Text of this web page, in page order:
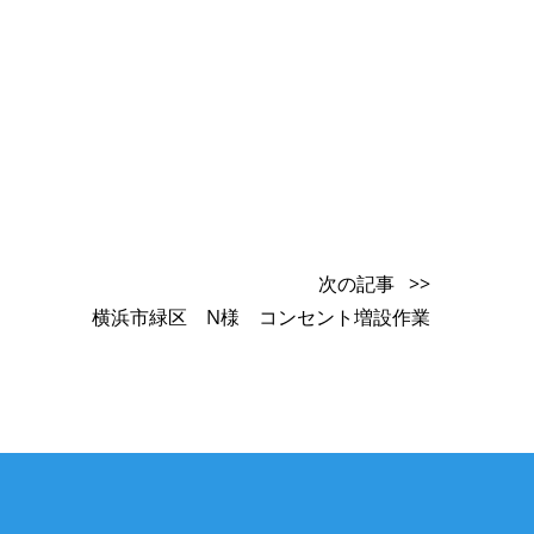
次の記事 >>
横浜市緑区 N様 コンセント増設作業